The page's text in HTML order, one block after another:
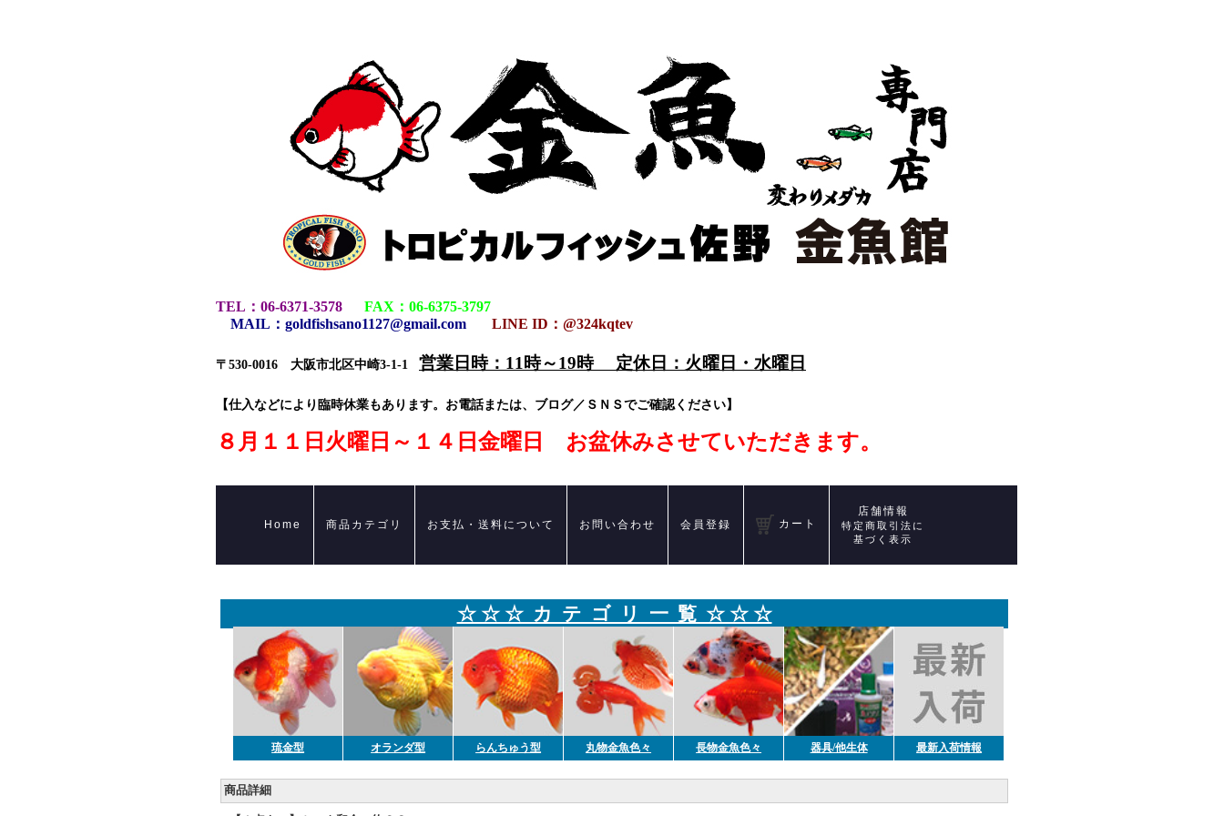
TEL ： 06-6371-3578 FAX ： 06-6375-3797
MAIL ： goldfishsano1127@gmail.com LINE ID：@324kqtev
〒530-0016 大阪市北区中崎3-1-1 営業日時：11時～19時 定休日：火曜日・水曜日
【仕入などにより臨時休業もあります。お電話または、ブログ／ＳＮＳでご確認ください】
８月１１日火曜日～１４日金曜日 お盆休みさせていただきます。
Home 商品カテゴリ お支払・送料について お問い合わせ 会員登録 カート
店舗情報
特定商取引法に
基づく表示
☆ ☆ ☆ カ テ ゴ リ 一 覧 ☆ ☆ ☆
琉金型 オランダ型 らんちゅう型 丸物金魚色々 長物金魚色々 器具/他生体 最新入荷情報
商品詳細